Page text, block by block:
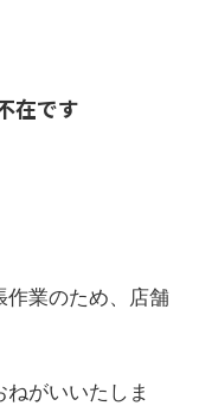
在です
業のため、店舗
がいいたしま